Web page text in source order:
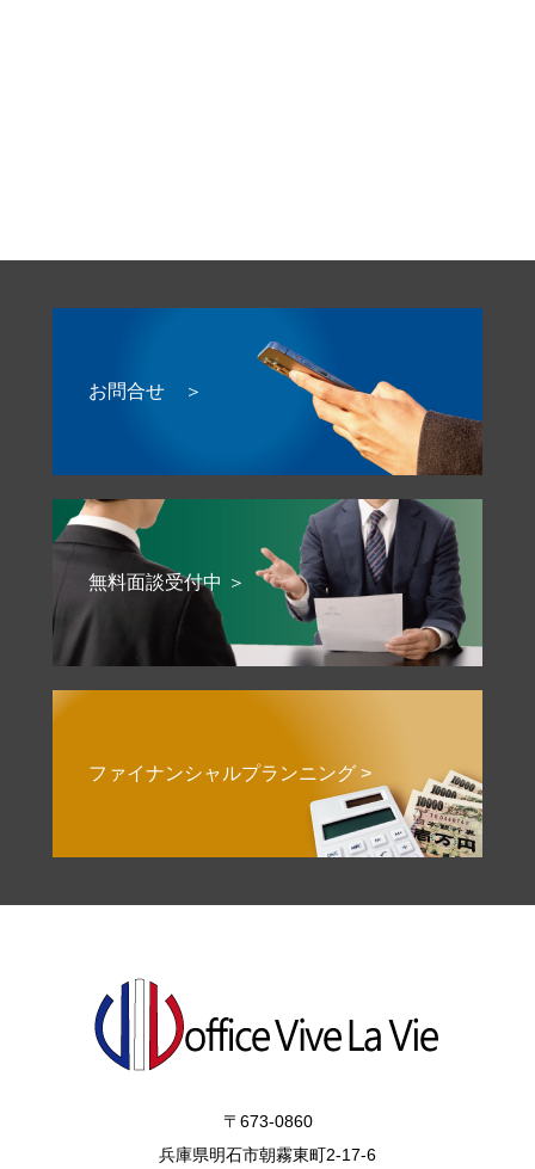
お問合せ ＞
無料面談受付中 ＞
ファイナンシャルプランニング >
〒673-0860
兵庫県明石市朝霧東町2-17-6